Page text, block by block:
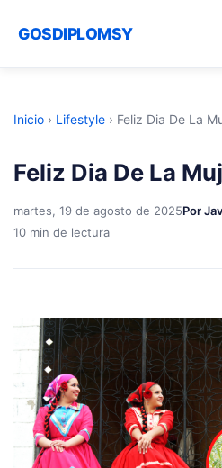
GOSDIPLOMSY
Inicio › Lifestyle › Feliz Dia De La
Feliz Dia De La
martes, 19 de agosto de 2025Por
10 min de lectura